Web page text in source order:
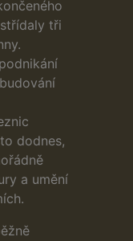
tři
dodnes,
a umění